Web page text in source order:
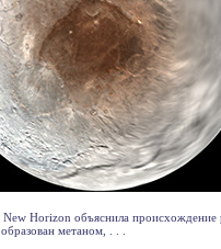
Horizon объяснила
метаном, . . .